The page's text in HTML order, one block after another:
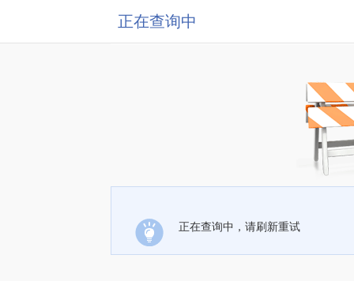
正在查询中
正在查询中，请刷新重试